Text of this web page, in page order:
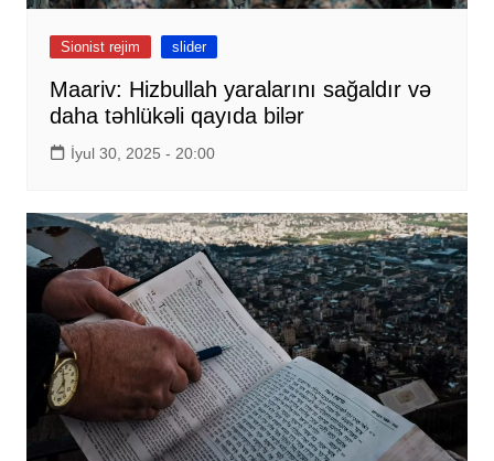
Sionist rejim slider
Maariv: Hizbullah yaralarını sağaldır və
daha təhlükəli qayıda bilər
İyul 30, 2025 - 20:00